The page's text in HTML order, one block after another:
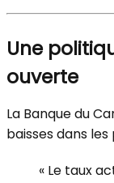
Une
ouverte
La Banque du
baisses dans
« Le taux